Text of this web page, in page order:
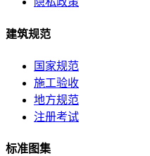
建筑规范
国家规范
施工验收
地方规范
注册考试
标准图集